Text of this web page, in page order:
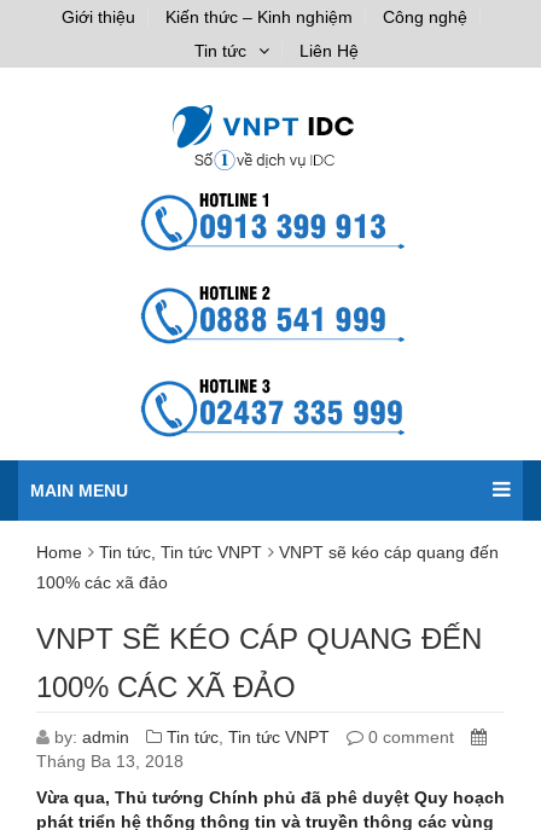
Giới thiệu Kiến thức – Kinh nghiệm
Công nghệ
Tin tức
Liên Hệ
MAIN MENU
Home Tin tức Tin tức VNPT
VNPT sẽ kéo cáp quang đến
100% các xã đảo
VNPT SẼ KÉO CÁP QUANG ĐẾN
100% CÁC XÃ ĐẢO
by: admin Tin tức Tin tức VNPT
0 comment
Tháng Ba 13, 2018
Vừa qua, Thủ tướng Chính phủ đã phê duyệt Quy hoạch
phát triển hệ thống thông tin và truyền thông các vùng